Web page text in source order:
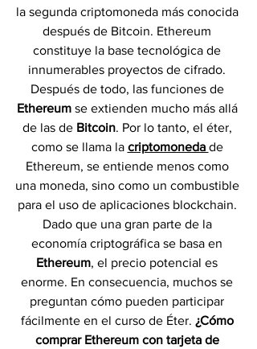
la segunda criptomoneda más conocida
después de Bitcoin. Ethereum
constituye la base tecnológica de
innumerables proyectos de cifrado.
Después de todo, las funciones de
Ethereum se extienden mucho más allá
de las de Bitcoin. Por lo tanto, el éter,
como se llama la criptomoneda de
Ethereum, se entiende menos como
una moneda, sino como un combustible
para el uso de aplicaciones blockchain.
Dado que una gran parte de la
economía criptográfica se basa en
Ethereum, el precio potencial es
enorme. En consecuencia, muchos se
preguntan cómo pueden participar
fácilmente en el curso de Éter. ¿Cómo
comprar Ethereum con tarjeta de